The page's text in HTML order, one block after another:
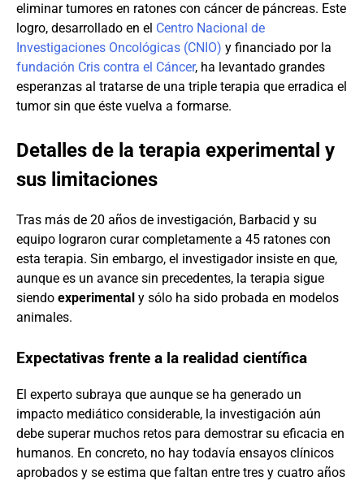
eliminar tumores en ratones con cáncer de páncreas. Este
logro, desarrollado en el Centro Nacional de
Investigaciones Oncológicas (CNIO) y financiado por la
fundación Cris contra el Cáncer, ha levantado grandes
esperanzas al tratarse de una triple terapia que erradica el
tumor sin que éste vuelva a formarse.
Detalles de la terapia experimental y
sus limitaciones
Tras más de 20 años de investigación, Barbacid y su
equipo lograron curar completamente a 45 ratones con
esta terapia. Sin embargo, el investigador insiste en que,
aunque es un avance sin precedentes, la terapia sigue
siendo experimental y sólo ha sido probada en modelos
animales.
Expectativas frente a la realidad científica
El experto subraya que aunque se ha generado un
impacto mediático considerable, la investigación aún
debe superar muchos retos para demostrar su eficacia en
humanos. En concreto, no hay todavía ensayos clínicos
aprobados y se estima que faltan entre tres y cuatro años